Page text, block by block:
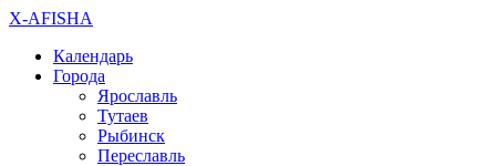
X-AFISHA
Календарь
Города
Ярославль
Тутаев
Рыбинск
Переславль